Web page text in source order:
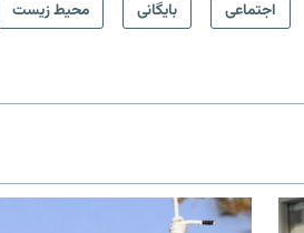
اجتماعی
بایگانی محیط زیست